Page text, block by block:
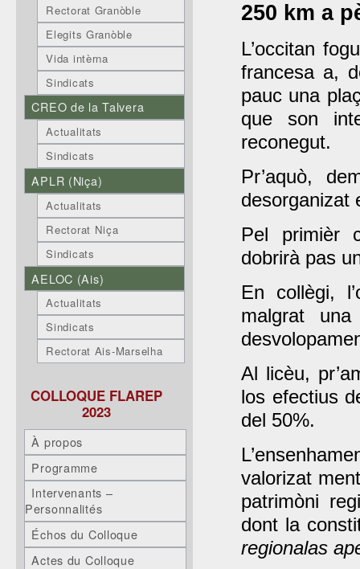
250 km a
L’occitan
francesa a,
pauc una
que son
reconegut.
Pr’aquò,
desorganizat
Pel primièr
dobrirà pas
En collègi,
malgrat
Al licèu,
los efectius
del 50%.
valorizat
patrimòni
dont la
regionalas
Rectorat Granòble
Elegits Granòble
Vida intèrna
Sindicats
CREO de la Talvera
Actualitats
Sindicats
APLR (Niça)
Actualitats
Rectorat Niça
Sindicats
AELOC (Ais)
Actualitats
Sindicats
Rectorat Ais-Marselha
COLLOQUE FLAREP
2023
À propos
Programme
Intervenants –
Personnalités
Échos du Colloque
Actes du Colloque